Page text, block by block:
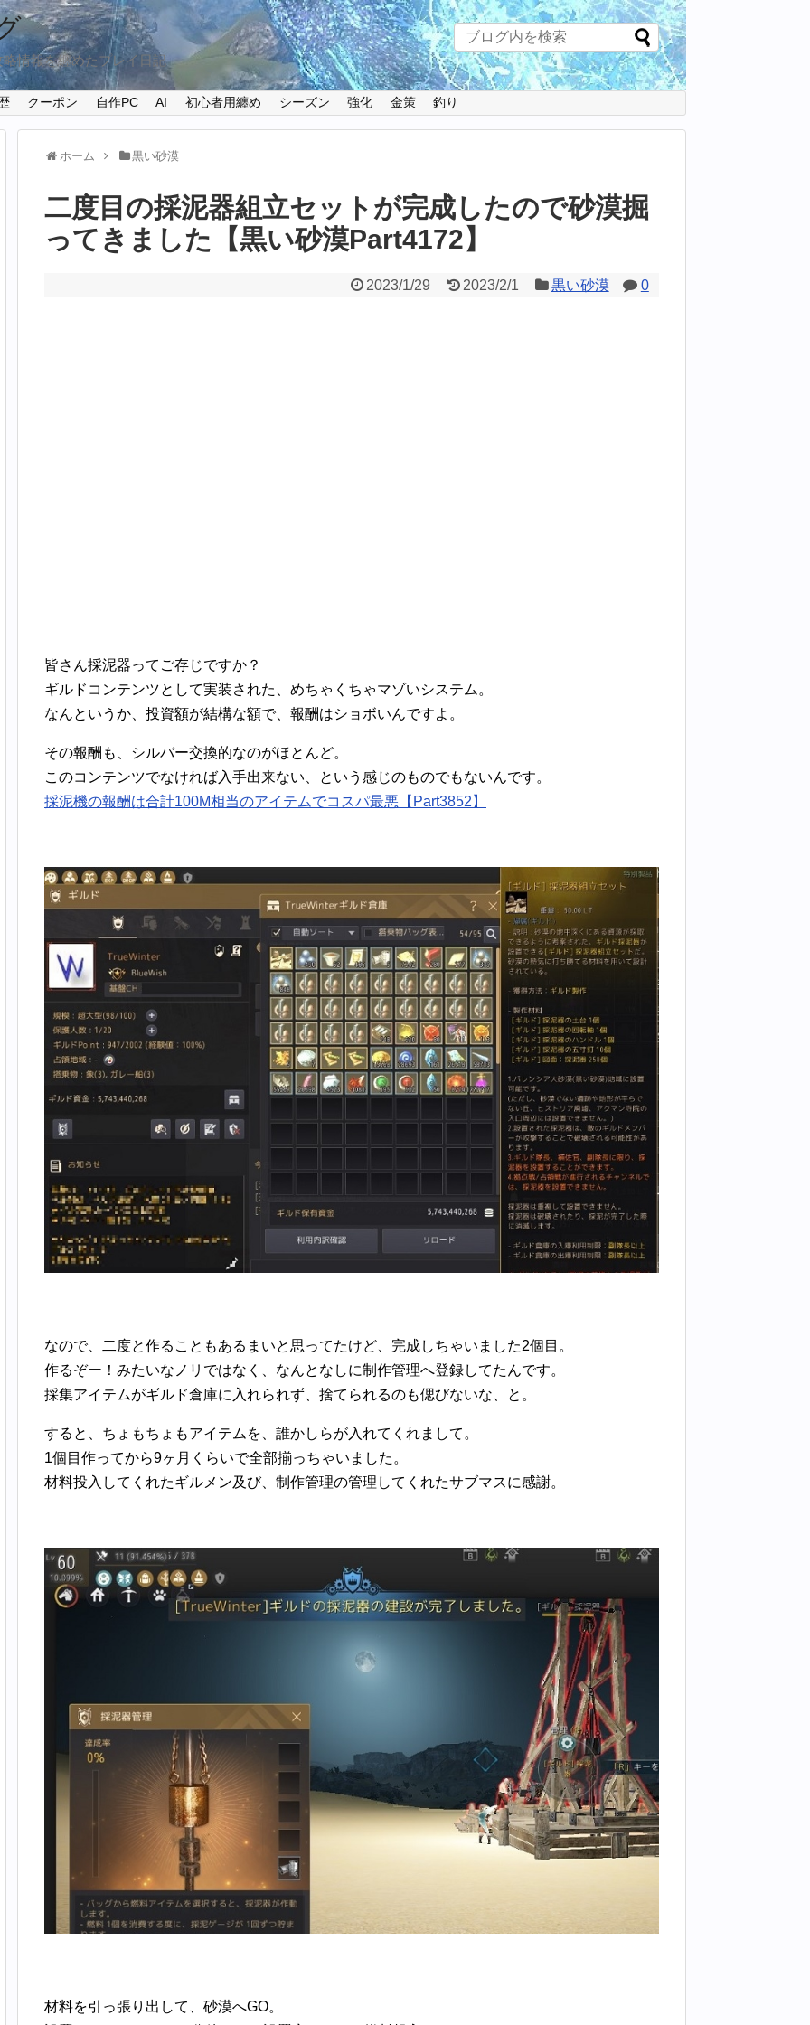
情報を纏めたプレイ日記
クーポン 自作PC AI 初心者用纏め シーズン 強化 金策 釣り
ホーム 黒い砂漠
二度目の採泥器組立セットが完成したので砂漠掘
ってきました【黒い砂漠Part4172】
2023/1/29 2023/2/1 黒い砂漠 0
皆さん採泥器ってご存じですか？
ギルドコンテンツとして実装された、めちゃくちゃマゾいシステム。
なんというか、投資額が結構な額で、報酬はショボいんですよ。
その報酬も、シルバー交換的なのがほとんど。
このコンテンツでなければ入手出来ない、という感じのものでもないんです。
採泥機の報酬は合計100M相当のアイテムでコスパ最悪【Part3852】
なので、二度と作ることもあるまいと思ってたけど、完成しちゃいました2個目。
作るぞー！みたいなノリではなく、なんとなしに制作管理へ登録してたんです。
採集アイテムがギルド倉庫に入れられず、捨てられるのも偲びないな、と。
すると、ちょもちょもアイテムを、誰かしらが入れてくれまして。
1個目作ってから9ヶ月くらいで全部揃っちゃいました。
材料投入してくれたギルメン及び、制作管理の管理してくれたサブマスに感謝。
材料を引っ張り出して、砂漠へGO。